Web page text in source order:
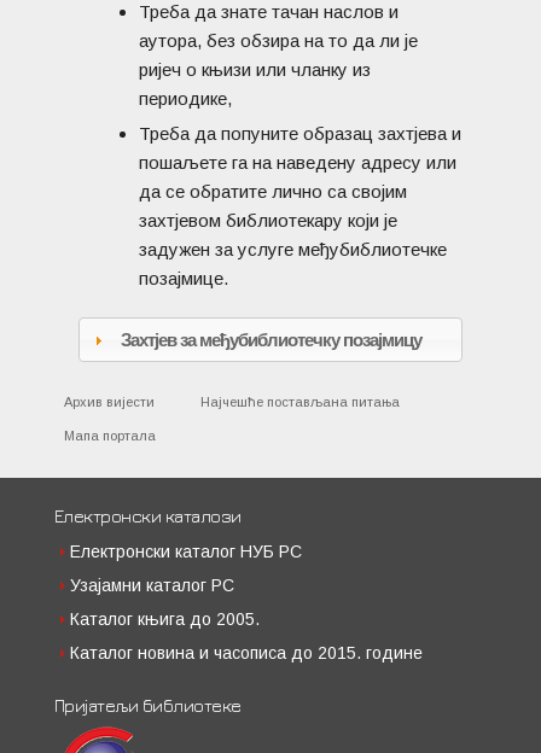
Треба да знате тачан наслов и
аутора, без обзира на то да ли је
ријеч о књизи или чланку из
периодике,
Треба да попуните образац захтјева и
пошаљете га на наведену адресу или
да се обратите лично са својим
захтјевом библиотекару који је
задужен за услуге међубиблиотечке
позајмице.
Захтјев за међубиблиотечку позајмицу
Архив вијести Најчешће постављана питања
Мапа портала
Електронски каталози
Електронски каталог НУБ РС
Узајамни каталог РС
Каталог књига до 2005.
Каталог новина и часописа до 2015. године
Пријатељи библиотеке